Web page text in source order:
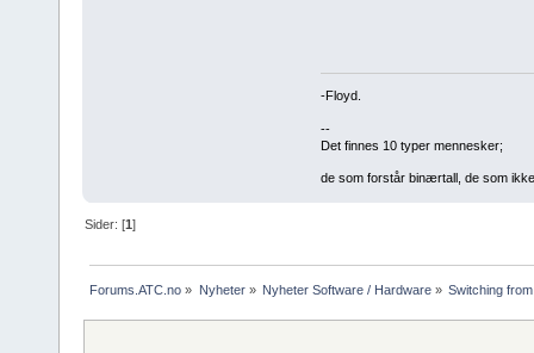
-Floyd.
--
Det finnes 10 typer mennesker;
de som forstår binærtall, de som
Sider: [1]
Forums.ATC.no » Nyheter» Nyheter Software / Hardware» Switching